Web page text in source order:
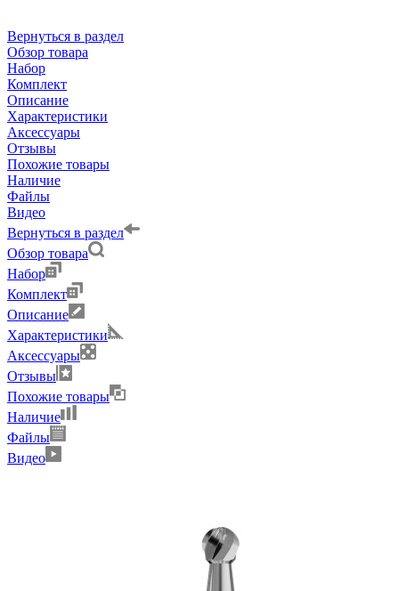
Вернуться в раздел
Обзор товара
Набор
Комплект
Описание
Характеристики
Аксессуары
Отзывы
Похожие товары
Наличие
Файлы
Видео
Вернуться в раздел
Обзор товара
Набор
Комплект
Описание
Характеристики
Аксессуары
Отзывы
Похожие товары
Наличие
Файлы
Видео